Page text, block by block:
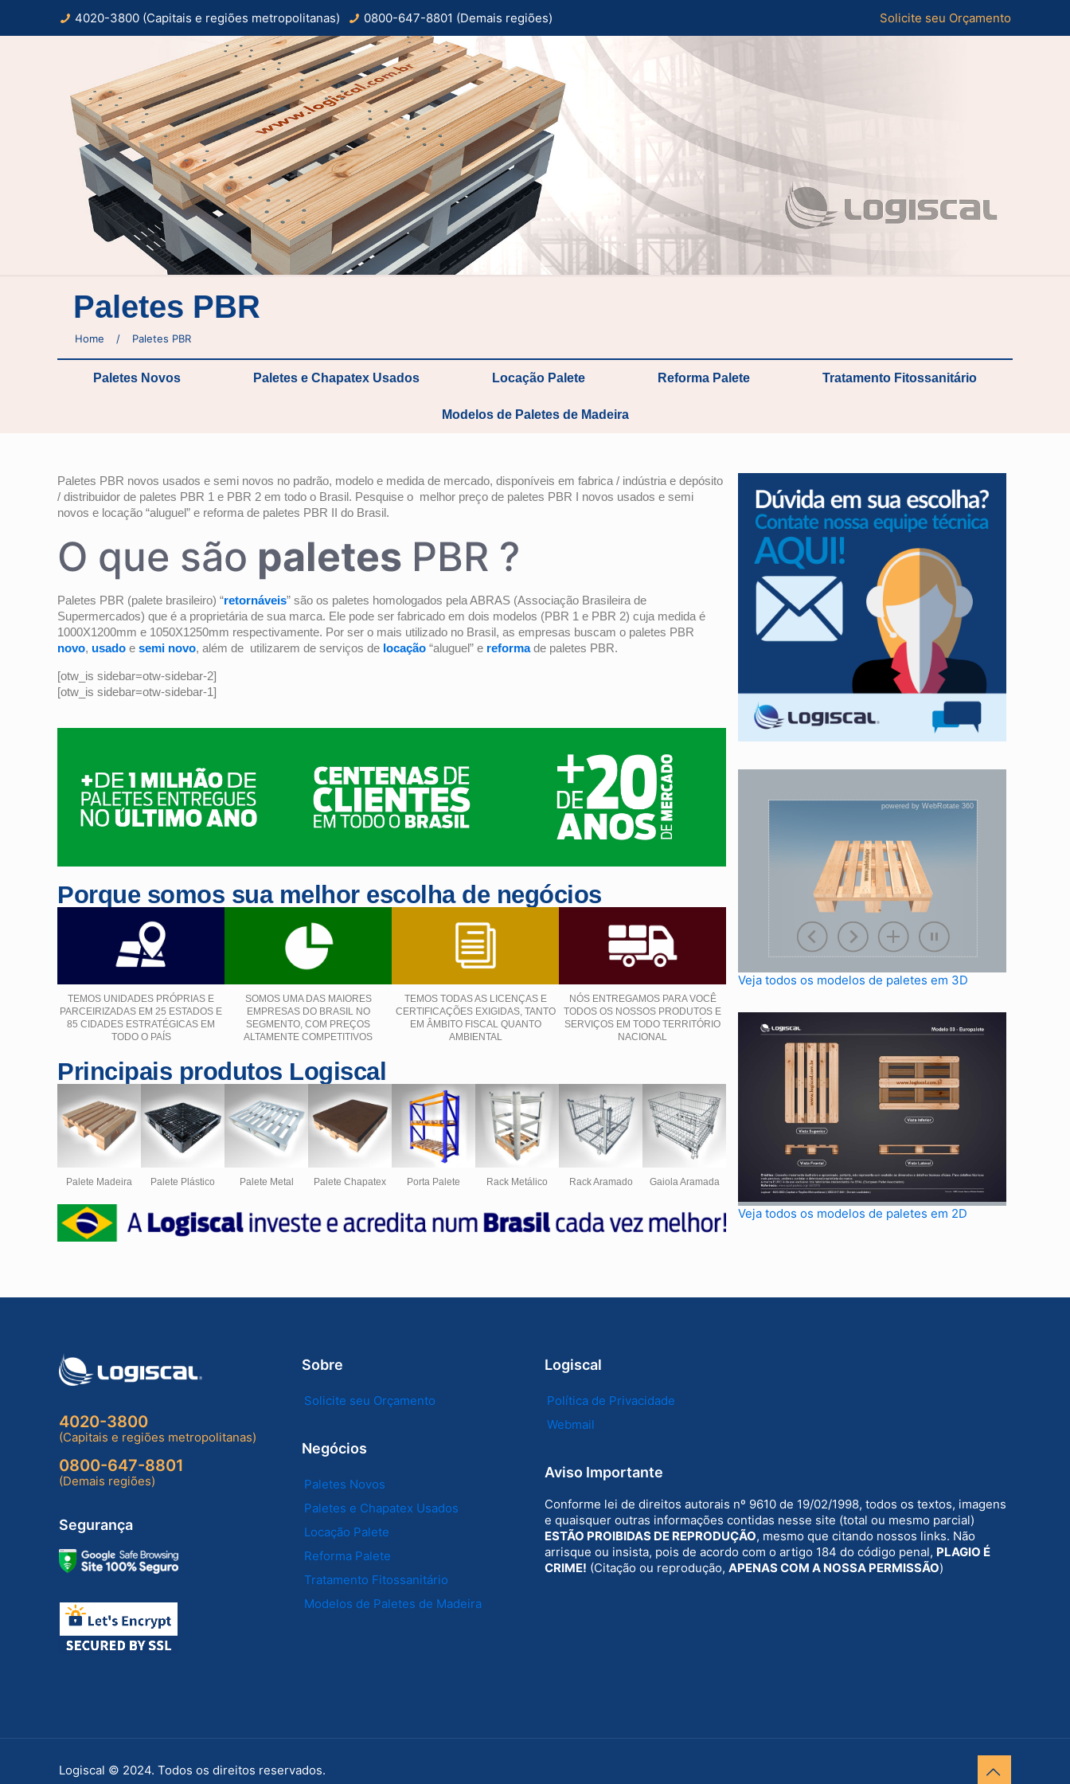
4020-3800 (Capitais e regiões metropolitanas) 0800-647-8801 (Demais regiões) Solicite seu Orçamento
Paletes PBR
Home / Paletes PBR
Paletes Novos Paletes e Chapatex Usados Locação Palete Reforma Palete Tratamento Fitossanitário
Modelos de Paletes de Madeira
Paletes PBR novos usados e semi novos no padrão, modelo e medida de mercado, disponíveis em fabrica / indústria e depósito
/ distribuidor de paletes PBR 1 e PBR 2 em todo o Brasil. Pesquise o melhor preço de paletes PBR I novos usados e semi
novos e locação “aluguel” e reforma de paletes PBR II do Brasil.
O que são paletes PBR ?
Paletes PBR (palete brasileiro) “retornáveis” são os paletes homologados pela ABRAS (Associação Brasileira de
Supermercados) que é a proprietária de sua marca. Ele pode ser fabricado em dois modelos (PBR 1 e PBR 2) cuja medida é
1000X1200mm e 1050X1250mm respectivamente. Por ser o mais utilizado no Brasil, as empresas buscam o paletes PBR
novo, usado e semi novo, além de utilizarem de serviços de locação “aluguel” e reformade paletes PBR.
[otw_is sidebar=otw-sidebar-2]
[otw_is sidebar=otw-sidebar-1]
Porque somos sua melhor escolha de negócios
TEMOS UNIDADES PRÓPRIAS E
PARCEIRIZADAS EM 25 ESTADOS E
85 CIDADES ESTRATÉGICAS EM
TODO O PAÍS
SOMOS UMA DAS MAIORES
EMPRESAS DO BRASIL NO
SEGMENTO, COM PREÇOS
ALTAMENTE COMPETITIVOS
TEMOS TODAS AS LICENÇAS E
CERTIFICAÇÕES EXIGIDAS, TANTO
EM ÂMBITO FISCAL QUANTO
AMBIENTAL
NÓS ENTREGAMOS PARA VOCÊ
TODOS OS NOSSOS PRODUTOS E
SERVIÇOS EM TODO TERRITÓRIO
NACIONAL
Principais produtos Logiscal
Palete Madeira Palete Plástico Palete Metal Palete Chapatex Porta Palete Rack Metálico Rack Aramado Gaiola Aramada
Veja todos os modelos de paletes em 3D
Veja todos os modelos de paletes em 2D
4020-3800
(Capitais e regiões metropolitanas)
0800-647-8801
(Demais regiões)
Segurança
Sobre
Solicite seu Orçamento
Negócios
Paletes Novos
Paletes e Chapatex Usados
Locação Palete
Reforma Palete
Tratamento Fitossanitário
Modelos de Paletes de Madeira
Logiscal
Política de Privacidade
Webmail
Aviso Importante
Conforme lei de direitos autorais nº 9610 de 19/02/1998, todos os textos, imagens
e quaisquer outras informações contidas nesse site (total ou mesmo parcial)
ESTÃO PROIBIDAS DE REPRODUÇÃO, mesmo que citando nossos links. Não
arrisque ou insista, pois de acordo com o artigo 184 do código penal, PLAGIO É
CRIME! (Citação ou reprodução, APENAS COM A NOSSA PERMISSÃO)
Logiscal © 2024. Todos os direitos reservados.